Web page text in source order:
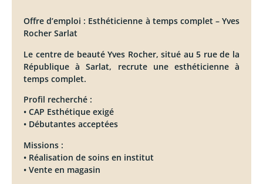
Offre d’emploi : Esthéticienne à temps complet – Yves
Rocher Sarlat
Le centre de beauté Yves Rocher, situé au 5 rue de la
République à Sarlat, recrute une esthéticienne à
temps complet.
Profil recherché :
• CAP Esthétique exigé
• Débutantes acceptées
Missions :
• Réalisation de soins en institut
• Vente en magasin